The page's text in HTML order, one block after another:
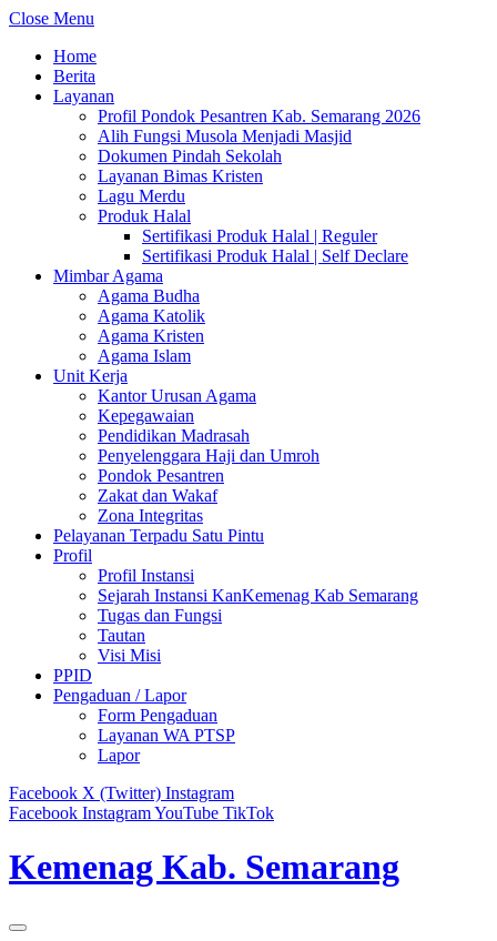
Close Menu
Home
Berita
Layanan
Profil Pondok Pesantren Kab. Semarang 2026
Alih Fungsi Musola Menjadi Masjid
Dokumen Pindah Sekolah
Layanan Bimas Kristen
Lagu Merdu
Produk Halal
Sertifikasi Produk Halal | Reguler
Sertifikasi Produk Halal | Self Declare
Mimbar Agama
Agama Budha
Agama Katolik
Agama Kristen
Agama Islam
Unit Kerja
Kantor Urusan Agama
Kepegawaian
Pendidikan Madrasah
Penyelenggara Haji dan Umroh
Pondok Pesantren
Zakat dan Wakaf
Zona Integritas
Pelayanan Terpadu Satu Pintu
Profil
Profil Instansi
Sejarah Instansi KanKemenag Kab Semarang
Tugas dan Fungsi
Tautan
Visi Misi
PPID
Pengaduan / Lapor
Form Pengaduan
Layanan WA PTSP
Lapor
Facebook X (Twitter) Instagram
Facebook InstagramYouTube TikTok
Kemenag Kab. Semarang